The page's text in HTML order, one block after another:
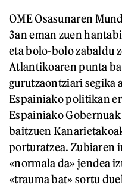
OME Osasunaren
3an eman zuen
eta bolo-bolo zabaldu
Atlantikoaren punta
gurutzaontziari segika
Espainiako politikan
Espainiako
baitzuen
porturatzea. Zubiaren
«normala da» jendea
«trauma bat» sortu